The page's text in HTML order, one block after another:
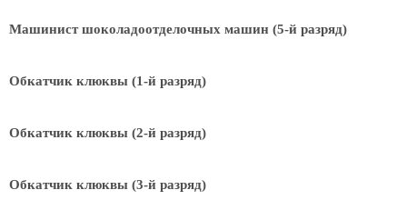
Машинист шоколадоотделочных машин (5-й разряд)
Обкатчик клюквы (1-й разряд)
Обкатчик клюквы (2-й разряд)
Обкатчик клюквы (3-й разряд)